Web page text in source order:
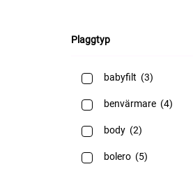
Plaggtyp
babyfilt (3)
benvärmare (4)
body (2)
bolero (5)